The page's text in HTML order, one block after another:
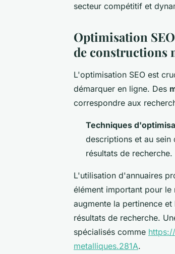
secteur compétitif et
Optimisation
de constructions
L'optimisation SEO est
démarquer en ligne. Des
correspondre aux
Techniques
descriptions et au sein
résultats de recherche.
L'utilisation d'annuaires
élément important pour le
augmente la pertinence
résultats de recherche.
spécialisés comme
metalliques.281A.